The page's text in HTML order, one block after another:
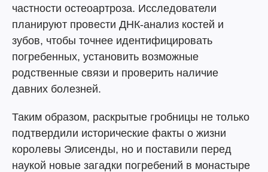
частности остеоартроза. Исследователи
планируют провести ДНК-анализ костей и
зубов, чтобы точнее идентифицировать
погребенных, установить возможные
родственные связи и проверить наличие
давних болезней.
Таким образом, раскрытые гробницы не только
подтвердили исторические факты о жизни
королевы Элисенды, но и поставили перед
наукой новые загадки погребений в монастыре